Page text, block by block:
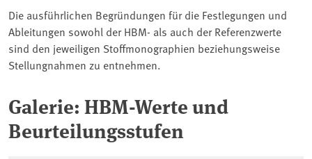
Die ausführlichen Begründungen für die Festlegungen und
Ableitungen sowohl der HBM- als auch der Referenzwerte
sind den jeweiligen Stoffmonographien beziehungsweise
Stellungnahmen zu entnehmen.
Galerie: HBM-Werte und
Beurteilungsstufen